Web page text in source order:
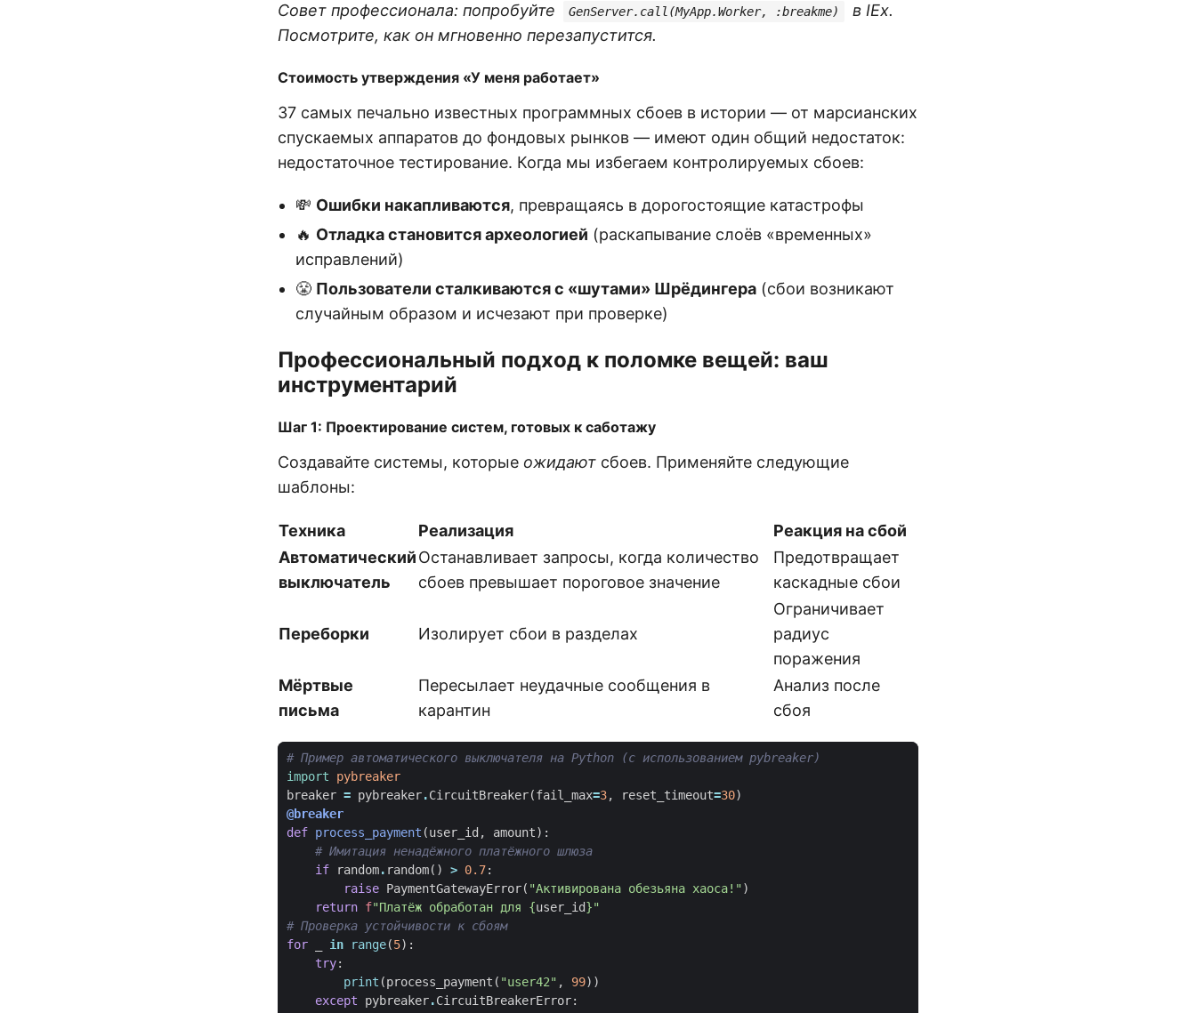
Совет профессионала: попробуйте GenServer.call(MyApp.Worker, :breakme)
в IEx.
Посмотрите, как он мгновенно перезапустится.
Стоимость утверждения «У меня работает»
37 самых печально известных программных сбоев в истории — от марсианских
спускаемых аппаратов до фондовых рынков — имеют один общий недостаток:
недостаточное тестирование. Когда мы избегаем контролируемых сбоев:
💸 Ошибки накапливаются, превращаясь в дорогостоящие катастрофы
🔥 Отладка становится археологией (раскапывание слоёв «временных»
исправлений)
😤 Пользователи сталкиваются с «шутами» Шрёдингера (сбои возникают
случайным образом и исчезают при проверке)
Профессиональный подход к поломке вещей: ваш
инструментарий
Шаг 1: Проектирование систем, готовых к саботажу
Создавайте системы, которые ожидают сбоев. Применяйте следующие
шаблоны:
Техника Реализация
Реакция на сбой
Автоматический
выключатель
Останавливает запросы, когда количество
сбоев превышает пороговое значение
Предотвращает
каскадные сбои
Переборки Изолирует сбои в разделах
Ограничивает
радиус
поражения
Мёртвые
письма
Пересылает неудачные сообщения в
карантин
Анализ после
сбоя
# Пример автоматического выключателя на Python (с использованием pybreaker)
import
pybreaker
breaker = pybreaker.CircuitBreaker(fail_max=3, reset_timeout=30)
@breaker
def process_payment (user_id , amount):
# Имитация ненадёжного платёжного шлюза
if
random. random() > 0.7:
raise PaymentGatewayError( "Активирована обезьяна хаоса!")
return f"Платёж обработан для {user_id}"
# Проверка устойчивости к сбоям
for
in range(5):
try:
print (process_payment ( "user42" , 99))
except
pybreaker.CircuitBreakerError: